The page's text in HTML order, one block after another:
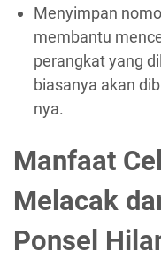
Menyimpan
membantu
perangkat yang
biasanya akan
nya.
Manfaat
Melacak
Ponsel